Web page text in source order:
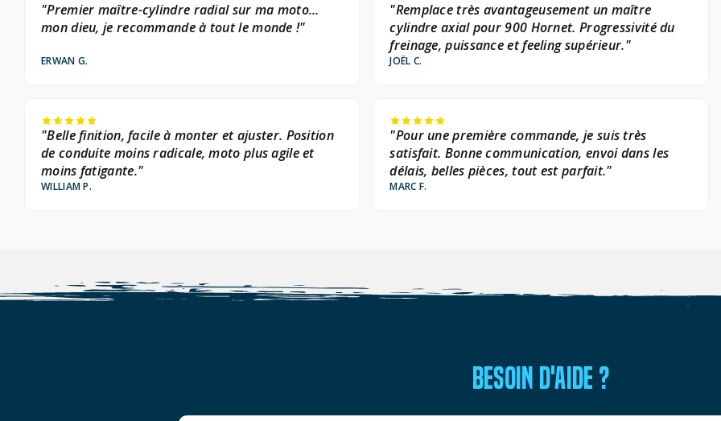
"Premier maître-cylindre radial sur ma moto...
mon dieu, je recommande à tout le monde !"
ERWAN G.
"Remplace très avantageusement un maître
cylindre axial pour 900 Hornet. Progressivité du
freinage, puissance et feeling supérieur."
JOËL C.
"Belle finition, facile à monter et ajuster. Position
de conduite moins radicale, moto plus agile et
moins fatigante."
WILLIAM P.
"Pour une première commande, je suis très
satisfait. Bonne communication, envoi dans les
délais, belles pièces, tout est parfait."
MARC F.
BESOIN D'AIDE ?